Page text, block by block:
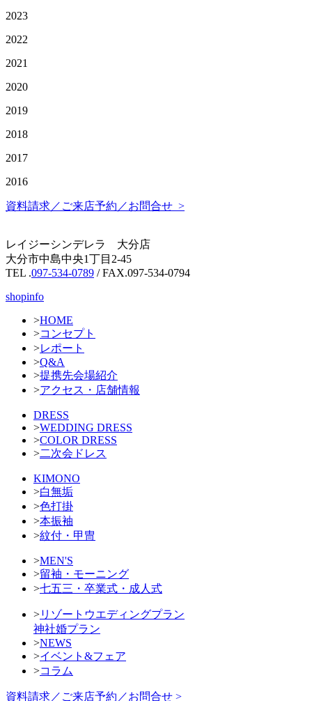
2023
2022
2021
2020
2019
2018
2017
2016
資料請求／ご来店予約／お問合せ >
レイジーシンデレラ 大分店
大分市中島中央1丁目2-45
TEL .097-534-0789 / FAX.097-534-0794
shopinfo
>HOME
>コンセプト
>レポート
>Q&A
>提携先会場紹介
>アクセス・店舗情報
DRESS
>WEDDING DRESS
>COLOR DRESS
>二次会ドレス
KIMONO
>白無垢
>色打掛
>本振袖
>紋付・甲冑
>MEN'S
>留袖・モーニング
>七五三・卒業式・成人式
>リゾートウエディングプラン
神社婚プラン
>NEWS
>イベント&フェア
>コラム
資料請求／ご来店予約／お問合せ >